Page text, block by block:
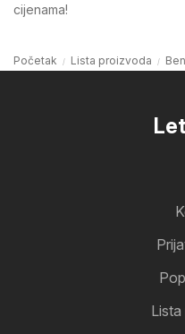
cijenama!
Početak Lista proizvoda